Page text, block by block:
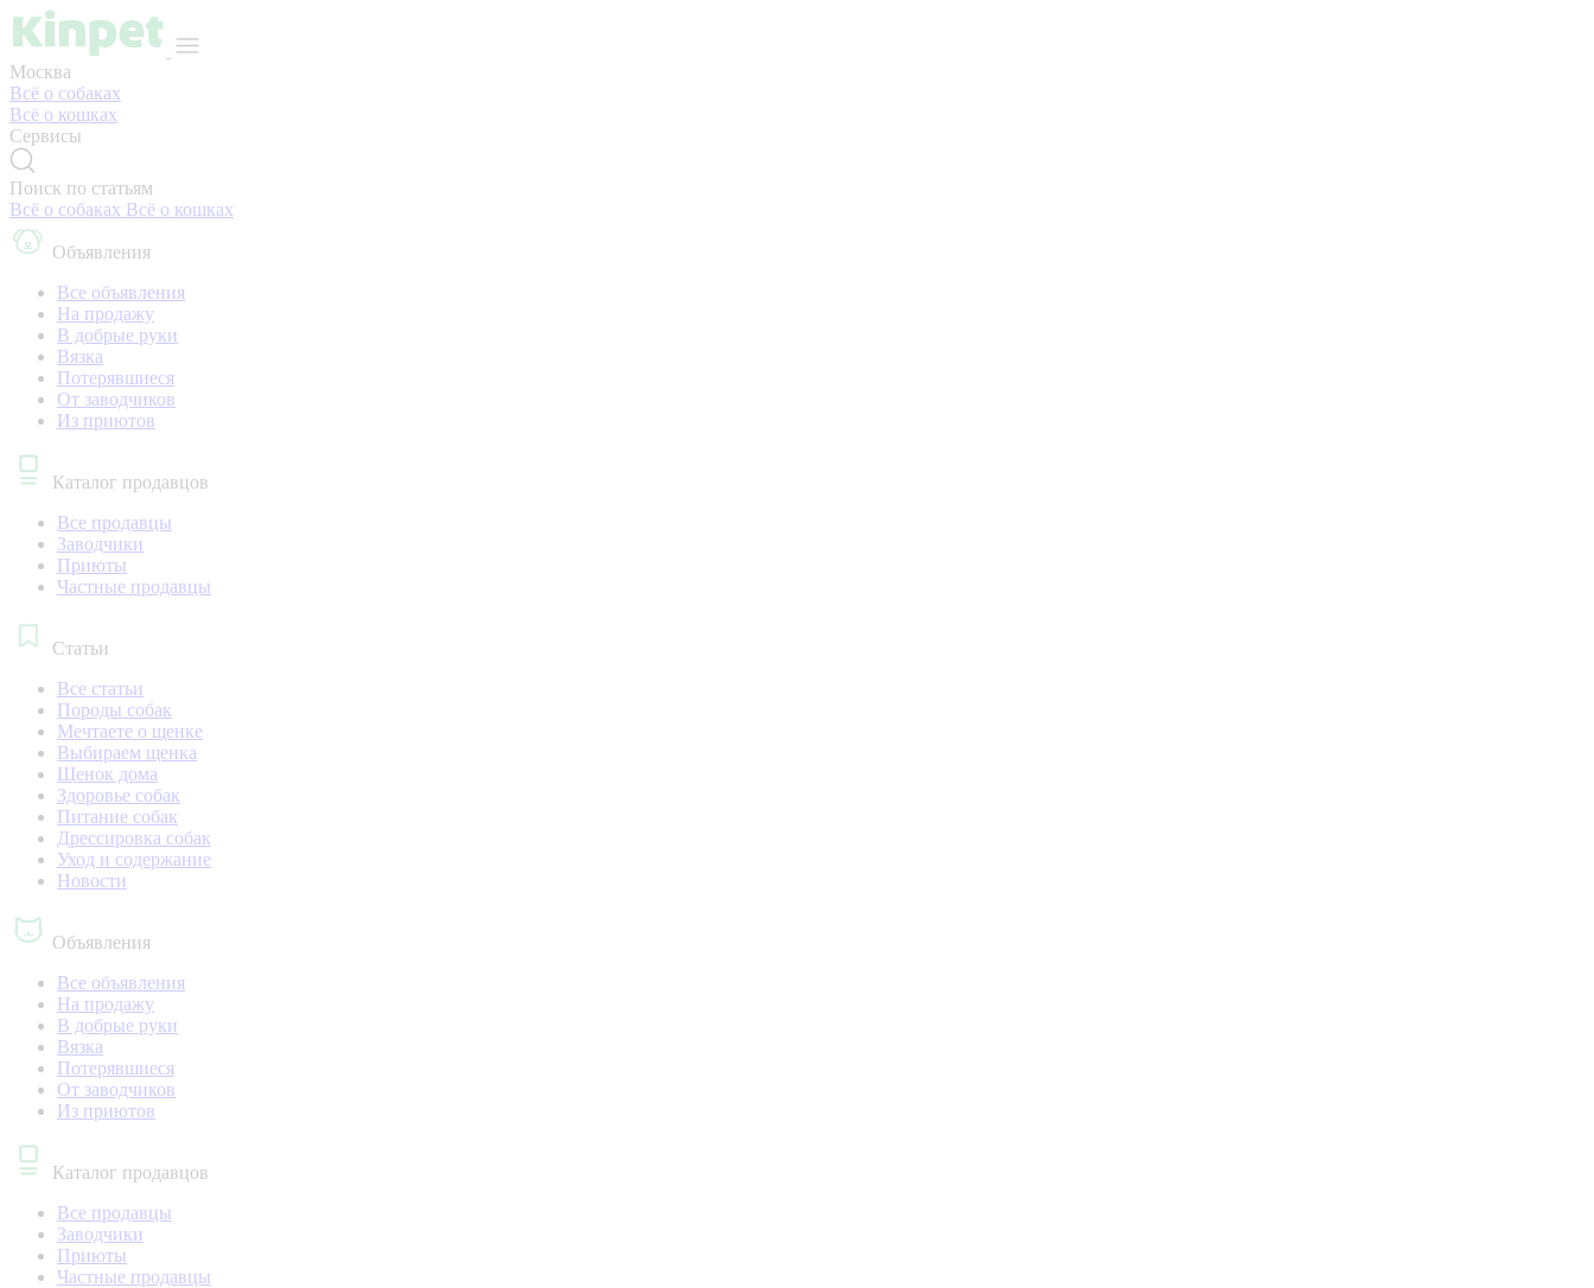
Москва
Всё о собаках
Всё о кошках
Сервисы
Поиск по статьям
Всё о собаках Всё о кошках
Объявления
Все объявления
На продажу
В добрые руки
Вязка
Потерявшиеся
От заводчиков
Из приютов
Каталог продавцов
Все продавцы
Заводчики
Приюты
Частные продавцы
Статьи
Все статьи
Породы собак
Мечтаете о щенке
Выбираем щенка
Щенок дома
Здоровье собак
Питание собак
Дрессировка собак
Уход и содержание
Новости
Объявления
Все объявления
На продажу
В добрые руки
Вязка
Потерявшиеся
От заводчиков
Из приютов
Каталог продавцов
Все продавцы
Заводчики
Приюты
Частные продавцы